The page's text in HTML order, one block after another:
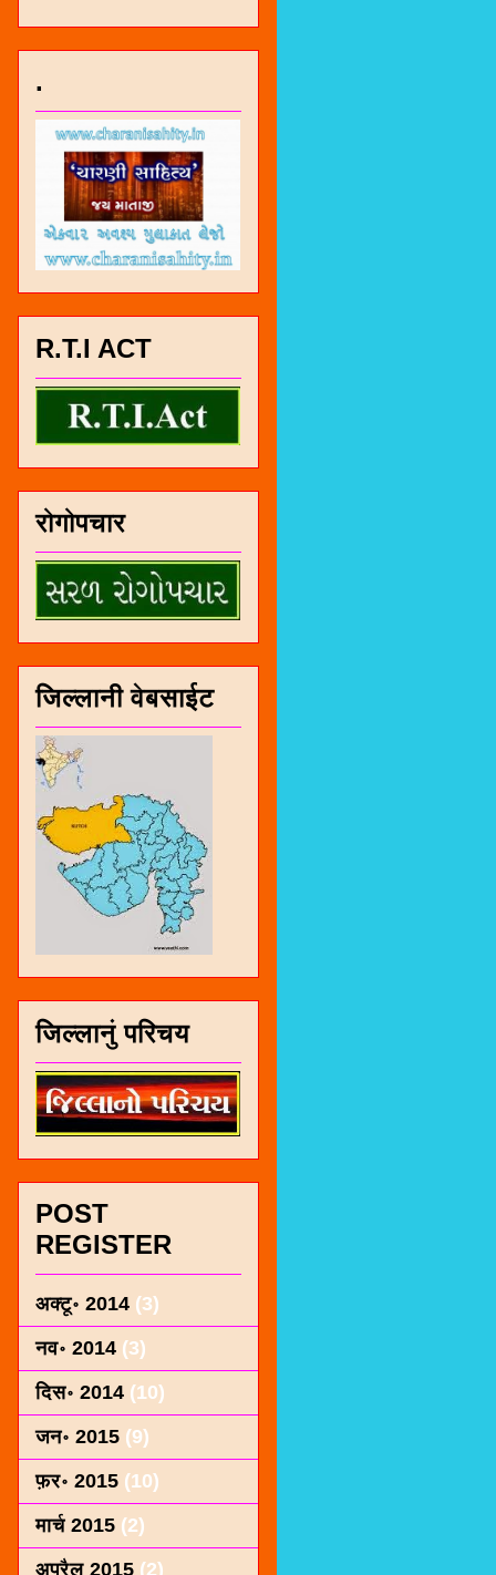
.
R.T.I ACT
रोगोपचार
जिल्लानी वेबसाईट
जिल्लानुं परिचय
POST
REGISTER
अक्टू॰ 2014 (3)
नव॰ 2014 (3)
दिस॰ 2014 (10)
जन॰ 2015 (9)
फ़र॰ 2015 (10)
मार्च 2015 (2)
अप्रैल 2015 (2)